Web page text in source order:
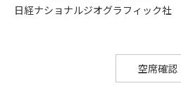
日経ナショナルジオグラフィック社
空席確認